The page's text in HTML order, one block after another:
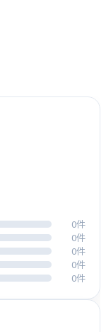
0件
0件
0件
0件
0件